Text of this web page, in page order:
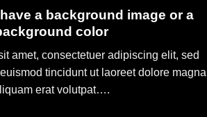
a background image or a
color
amet, consectetuer adipiscing elit, sed
tincidunt ut laoreet dolore magna
erat volutpat….